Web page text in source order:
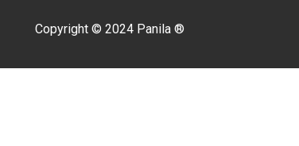
Copyright © 2024 Panila ®